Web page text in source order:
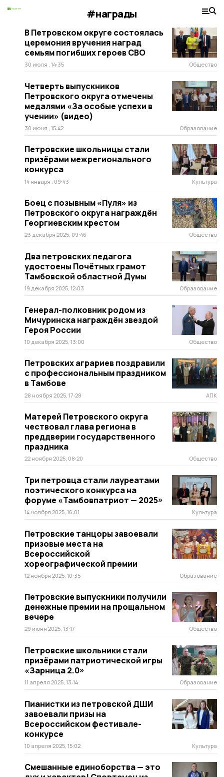
#награды
В Петровском округе состоялась
церемония вручения наград
семьям погибших героев СВО
30 июля , 14:35 Общество
Четверть выпускников
Петровского округа отмечены
медалями «За особые успехи в
учении» (видео)
30 июня , 15:42 Образование
Петровские школьницы стали
призёрами межрегионального
конкурса
14 января , 09:43 Культура
Боец с позывным «Пуля» из
Петровского округа награждён
Георгиевским крестом
23 декабря 2025, 09:46 Общество
Два петровских педагога
удостоены Почётных грамот
Тамбовской областной Думы
19 декабря 2025, 12:03 Образование
Генерал-полковник родом из
Мичуринска награждён звездой
Героя России
10 декабря 2025, 13:00 Общество
Петровских аграриев поздравили
с профессиональным праздником
в Тамбове
28 ноября 2025, 17:28 АПК
Матерей Петровского округа
чествовал глава региона в
преддверии государственного
праздника
22 ноября 2025, 08:20 Общество
Три петровца стали лауреатами
поэтического конкурса на
форуме «Тамбовпатриот — 2025»
14 ноября 2025, 16:01 Культура
Петровские танцоры завоевали
призовые места на
Всероссийской
хореографической премии
12 ноября 2025, 10:35 Образование
Петровские выпускники получили
денежные премии на прощальном
вечере
29 июня 2025, 13:17 Общество
Петровские школьники стали
призёрами патриотической игры
«Зарница 2.0»
11 апреля 2025, 13:14 Образование
Пианистки из петровской ДШИ
завоевали призы на
Всероссийском фестивале-
конкурсе
10 апреля 2025, 15:02 Культура
Смешанные единоборства — это